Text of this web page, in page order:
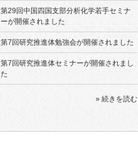
第29回中国四国支部分析化学若手セミナ
ーが開催されました
第7回研究推進体勉強会が開催されました
第7回研究推進体セミナーが開催されまし
た
» 続きを読む